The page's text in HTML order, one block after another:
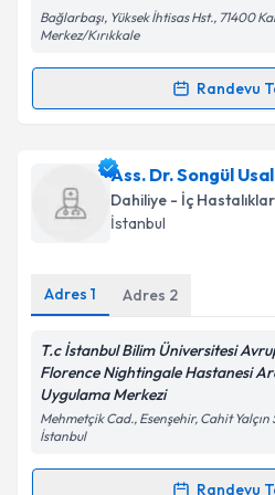
Kişisel verilerimin
'ni okudum ve
kapsamda işlenmesini
Takvim
Bağlarbaşı, Yüksek İhtisas Hst., 71400
Merkez/Kırıkkale
Randevu
Randevu Takvimi
Dr. Taha Erdinç Ataman
oluşturun. Size bu uzmandan
takvim hazırlandığında e-
Kişisel verilerimin
Metni'ni okudum ve
kapsamda işlenmesini
Takvim
Ass. Dr. Songül
Dahiliye - İç
İstanbul
Adres 1 Adres 2
T.c İstanbul Bilim Üniversitesi
Florence Nightingale Hastanesi
Uygulama Merkezi
Mehmetçik Cad., Esenşehir, Cahit
İstanbul
Randevu